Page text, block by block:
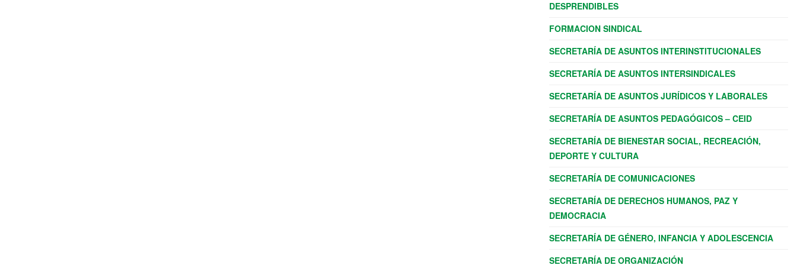
DESPRENDIBLES
FORMACION SINDICAL
SECRETARÍA DE ASUNTOS INTERINSTITUCIONALES
SECRETARÍA DE ASUNTOS INTERSINDICALES
SECRETARÍA DE ASUNTOS JURÍDICOS Y LABORALES
SECRETARÍA DE ASUNTOS PEDAGÓGICOS – CEID
SECRETARÍA DE BIENESTAR SOCIAL, RECREACIÓN,
DEPORTE Y CULTURA
SECRETARÍA DE COMUNICACIONES
SECRETARÍA DE DERECHOS HUMANOS, PAZ Y
DEMOCRACIA
SECRETARÍA DE GÉNERO, INFANCIA Y ADOLESCENCIA
SECRETARÍA DE ORGANIZACIÓN